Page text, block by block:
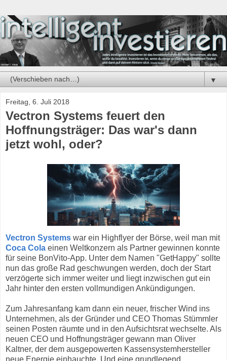
▼
Freitag, 6. Juli 2018
Vectron Systems feuert den
Hoffnungsträger: Das war's dann
jetzt wohl, oder?
Vectron Systems war ein Highflyer der Börse, weil man mit
Coca Cola einen Weltkonzern als Partner gewinnen konnte
für seine BonVito-App. Unter dem Namen "GetHappy" sollte
nun das große Rad geschwungen werden, doch der Start
verzögerte sich immer weiter und liegt inzwischen gut ein
Jahr hinter den ersten vollmundigen Ankündigungen.
Zum Jahresanfang kam dann ein neuer, frischer Wind ins
Unternehmen, als der Gründer und CEO Thomas Stümmler
seinen Posten räumte und in den Aufsichtsrat wechselte. Als
neuen CEO und Hoffnungsträger gewann man Oliver
Kaltner, der dem ausgepowerten Kassensystemhersteller